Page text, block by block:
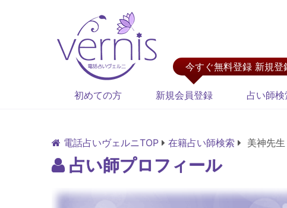
今すぐ無料登録 新規登
初めての方 新規会員登録 占い師検
電話占いヴェルニTOP 在籍占い師検索 美神先
占い師プロフィール